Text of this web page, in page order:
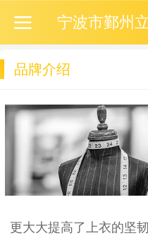
宁波市鄞州
品牌介绍
更大大提高了上衣的坚